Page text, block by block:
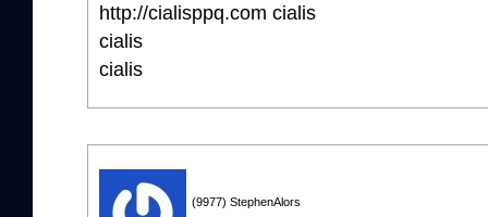
http://cialisppq.com cialis
cialis
cialis
(9977) StephenAlors